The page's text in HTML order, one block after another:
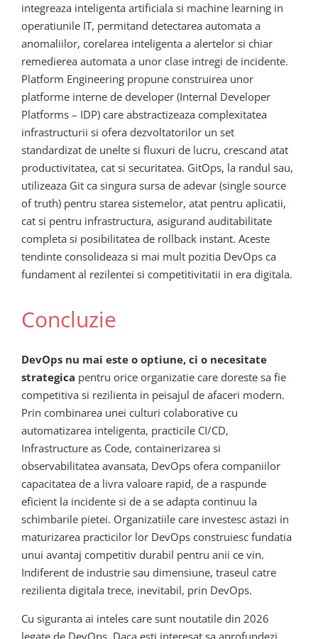
integreaza inteligenta artificiala si machine learning in
operatiunile IT, permitand detectarea automata a
anomaliilor, corelarea inteligenta a alertelor si chiar
remedierea automata a unor clase intregi de incidente.
Platform Engineering propune construirea unor
platforme interne de developer (Internal Developer
Platforms – IDP) care abstractizeaza complexitatea
infrastructurii si ofera dezvoltatorilor un set
standardizat de unelte si fluxuri de lucru, crescand atat
productivitatea, cat si securitatea. GitOps, la randul sau,
utilizeaza Git ca singura sursa de adevar (single source
of truth) pentru starea sistemelor, atat pentru aplicatii,
cat si pentru infrastructura, asigurand auditabilitate
completa si posibilitatea de rollback instant. Aceste
tendinte consolideaza si mai mult pozitia DevOps ca
fundament al rezilentei si competitivitatii in era digitala.
Concluzie
DevOps nu mai este o optiune, ci o necesitate
strategica pentru orice organizatie care doreste sa fie
competitiva si rezilienta in peisajul de afaceri modern.
Prin combinarea unei culturi colaborative cu
automatizarea inteligenta, practicile CI/CD,
Infrastructure as Code, containerizarea si
observabilitatea avansata, DevOps ofera companiilor
capacitatea de a livra valoare rapid, de a raspunde
eficient la incidente si de a se adapta continuu la
schimbarile pietei. Organizatiile care investesc astazi in
maturizarea practicilor lor DevOps construiesc fundatia
unui avantaj competitiv durabil pentru anii ce vin.
Indiferent de industrie sau dimensiune, traseul catre
rezilienta digitala trece, inevitabil, prin DevOps.
Cu siguranta ai inteles care sunt noutatile din 2026
legate de DevOps. Daca esti interesat sa aprofundezi